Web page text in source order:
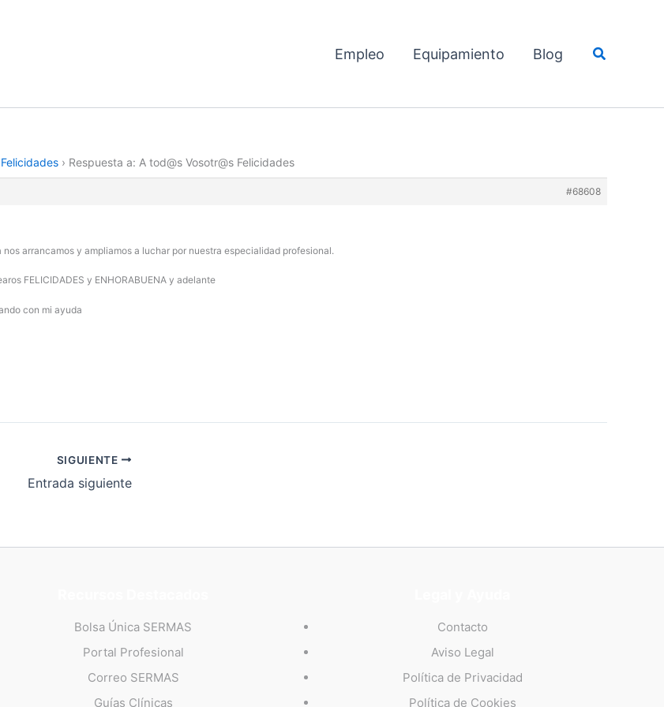
Empleo Equipamiento Blog Buscar
› Respuesta a: A tod@s Vosotr@s Felicidades
#68608
arrancamos y ampliamos a luchar por nuestra especialidad profesional.
FELICIDADES y ENHORABUENA y adelante
con mi ayuda
SIGUIENTE
Entrada siguiente
Bolsa Única SERMAS
Portal Profesional
Correo SERMAS
Guías Clínicas
Contacto
Aviso Legal
Política de Privacidad
Política de Cookies